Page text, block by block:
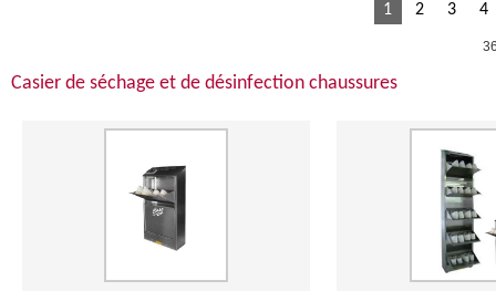
1 2 3 4
Casier de séchage et de désinfection chaussures